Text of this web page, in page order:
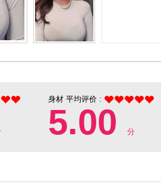
身材 平均评价 :
5.00 分